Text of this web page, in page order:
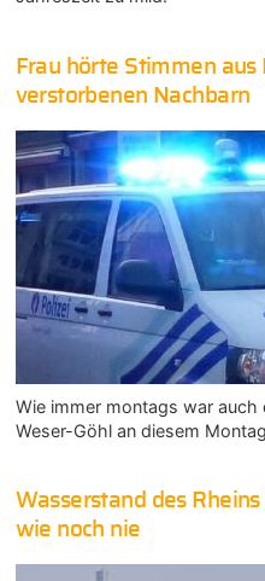
Frau hörte Stimmen aus
verstorbenen Nachbarn
Wie immer montags war auch
Weser-Göhl an diesem
Wasserstand des
wie noch nie